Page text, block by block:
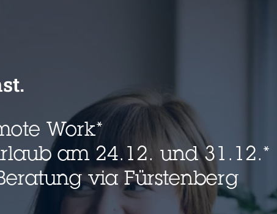
Work*
am 24.12. und 31.12.*
via Fürstenberg